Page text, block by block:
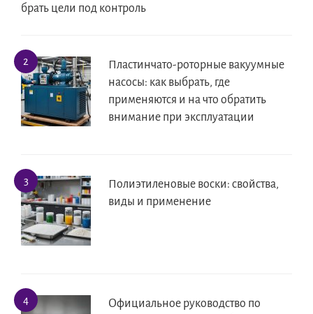
брать цели под контроль
Пластинчато-роторные вакуумные
насосы: как выбрать, где
применяются и на что обратить
внимание при эксплуатации
Полиэтиленовые воски: свойства,
виды и применение
Официальное руководство по